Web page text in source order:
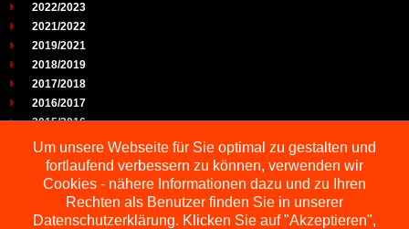
2022/2023
2021/2022
2019/2021
2018/2019
2017/2018
2016/2017
2015/2016
2014/2015
2013/2014
2012/2013
2011/2012
2010/2011
Um unsere Webseite für Sie optimal zu gestalten und
fortlaufend verbessern zu können, verwenden wir
Cookies - nähere Informationen dazu und zu Ihren
Rechten als Benutzer finden Sie in unserer
Datenschutzerklärung. Klicken Sie auf "Akzeptieren",